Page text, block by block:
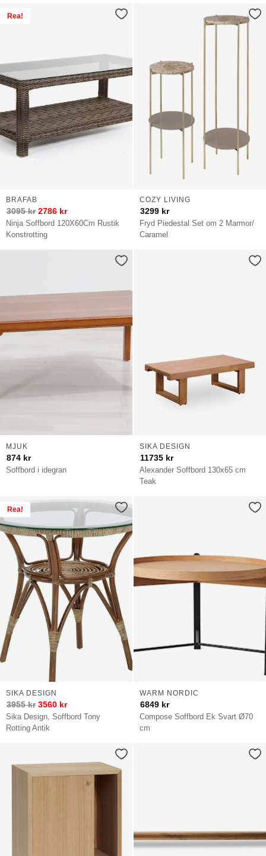
Rea!
Ninja Soffbord 120X60Cm Rustik
Konstrotting
BRAFAB
3095kr 2786 kr
Fryd Piedestal Set om 2 Marmor/
Caramel
COZY LIVING
3299 kr
Soffbord i idegran
MJUK
874 kr
Alexander Soffbord 130x65 cm
Teak
SIKA DESIGN
11735 kr
Rea!
Sika Design, Soffbord Tony
Rotting Antik
SIKA DESIGN
3955kr 3560 kr
Compose Soffbord Ek Svart Ø70
cm
WARM NORDIC
6849 kr